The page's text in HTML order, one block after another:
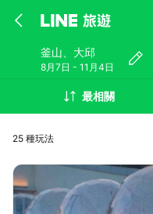
釜山、大邱
8月7日 - 11月4日
最相關
25 種玩法